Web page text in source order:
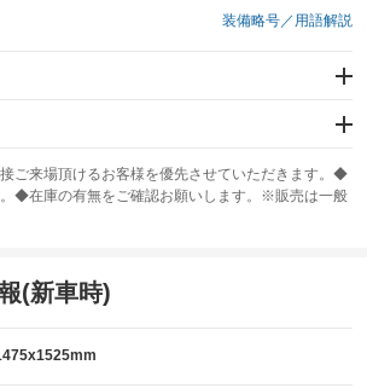
装備略号／用語解説
助手席
ABS
ナビ他
再生
接ご来場頂けるお客様を優先させていただきます。◆
◆在庫の有無をご確認お願いします。※販売は一般
(新車時)